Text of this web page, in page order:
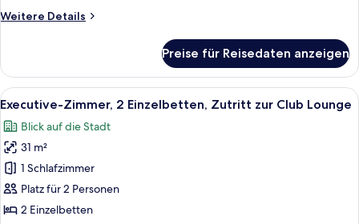
Weitere Details
Weitere
Zimmer,
1 King-
Bett
Preise für Reisedaten anzeigen
Alle
Fotos
für
Executive-
Zimmer,
2 Einzelbetten,
Zutritt
Ein Hotelzimmer mit zwei Betten,
9
Executive-Zimmer, 2 Einzelbetten, Zutritt zur Club Lounge
Blick auf die Stadt
31 m²
1 Schlafzimmer
Platz für 2 Personen
2 Einzelbetten